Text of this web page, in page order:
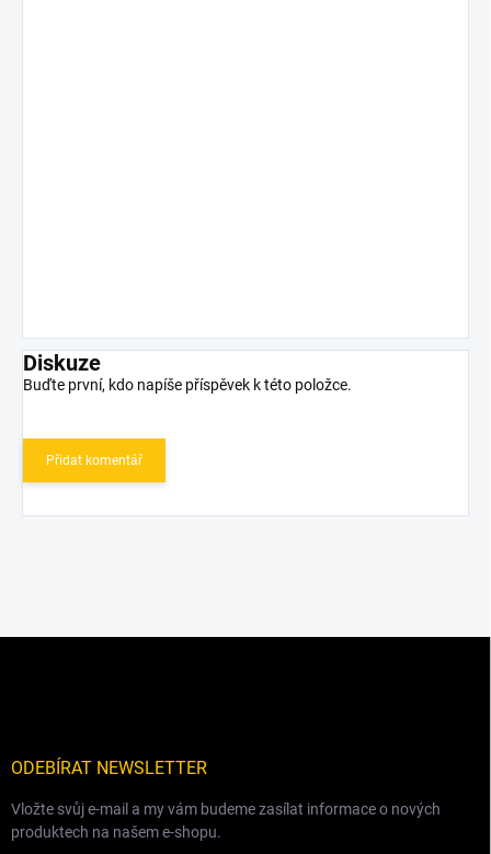
Diskuze
Buďte první, kdo napíše příspěvek k této položce.
Přidat komentář
ODEBÍRAT NEWSLETTER
Vložte svůj e-mail a my vám budeme zasílat informace o nových
produktech na našem e-shopu.